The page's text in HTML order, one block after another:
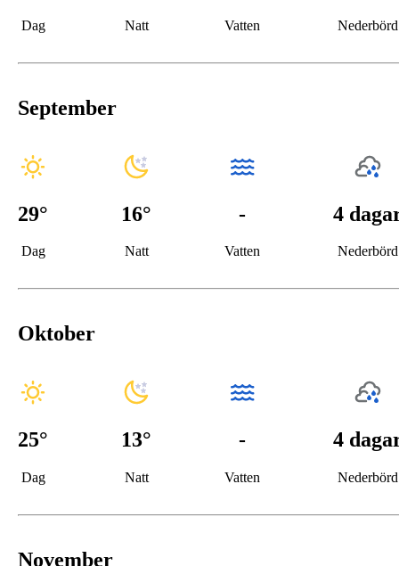
Dag Natt Vatten Nederbörd
September
29°
Dag
16°
Natt
-
Vatten
4
Nederbörd
Oktober
25°
Dag
13°
Natt
-
Vatten
4
Nederbörd
November